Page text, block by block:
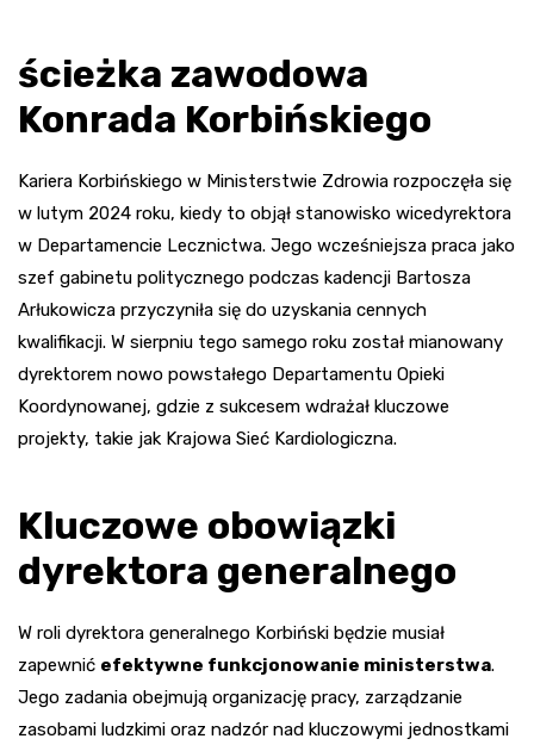
ścieżka zawodowa
Konrada Korbińskiego
Kariera Korbińskiego w Ministerstwie Zdrowia rozpoczęła się
w lutym 2024 roku, kiedy to objął stanowisko wicedyrektora
w Departamencie Lecznictwa. Jego wcześniejsza praca jako
szef gabinetu politycznego podczas kadencji Bartosza
Arłukowicza przyczyniła się do uzyskania cennych
kwalifikacji. W sierpniu tego samego roku został mianowany
dyrektorem nowo powstałego Departamentu Opieki
Koordynowanej, gdzie z sukcesem wdrażał kluczowe
projekty, takie jak Krajowa Sieć Kardiologiczna.
Kluczowe obowiązki
dyrektora generalnego
W roli dyrektora generalnego Korbiński będzie musiał
zapewnić efektywne funkcjonowanie ministerstwa.
Jego zadania obejmują organizację pracy, zarządzanie
zasobami ludzkimi oraz nadzór nad kluczowymi jednostkami